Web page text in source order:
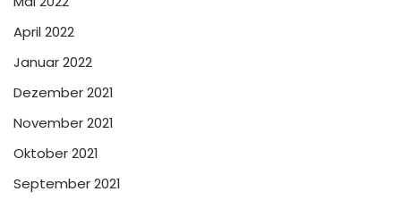
April 2022
Januar 2022
Dezember 2021
November 2021
Oktober 2021
September 2021